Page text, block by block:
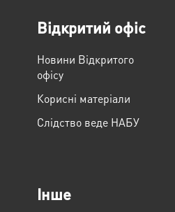
Відкритий офіс
Новини Відкритого
офісу
Корисні матеріали
Слідство веде НАБУ
Інше